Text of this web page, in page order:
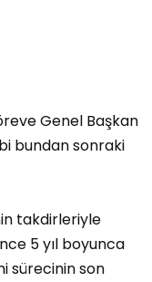
Genel Başkan
bundan sonraki
takdirleriyle
5 yıl boyunca
sürecinin son